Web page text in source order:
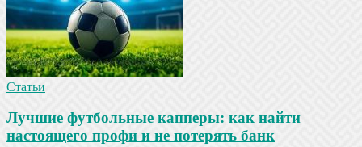
Статьи
Лучшие футбольные капперы: как найти
настоящего профи и не потерять банк